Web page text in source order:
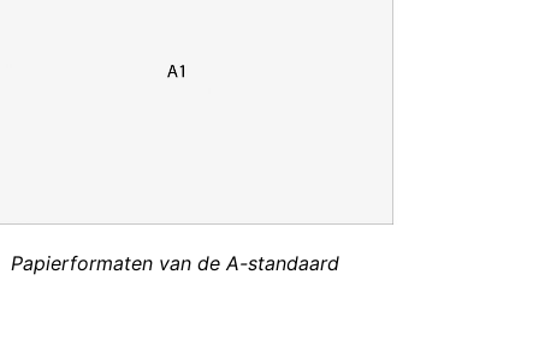
Papierformaten van de A-standaard